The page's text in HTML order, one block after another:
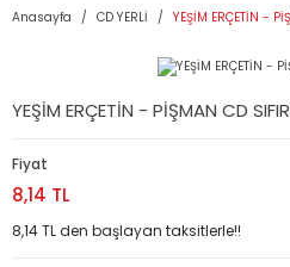
Anasayfa CD YERLİ YEŞİM ERÇETİN -
YEŞİM ERÇETİN - PİŞMAN CD SIFIR
Fiyat
8,14 TL
8,14 TL den başlayan taksitlerle!!